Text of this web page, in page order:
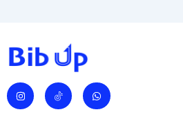
I
n
W
h